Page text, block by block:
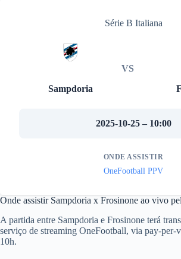
Série B Italiana
Sampdoria
VS
2025-10-25 – 10:00
ONDE ASSISTIR
OneFootball PPV
Onde assistir Sampdoria x Frosinone ao vivo
A partida entre Sampdoria e Frosinone terá
serviço de streaming OneFootball, via pay-per-
10h.